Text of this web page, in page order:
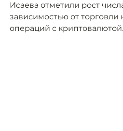
Исаева отметили рост
зависимостью от торговли
операций с криптовалютой.